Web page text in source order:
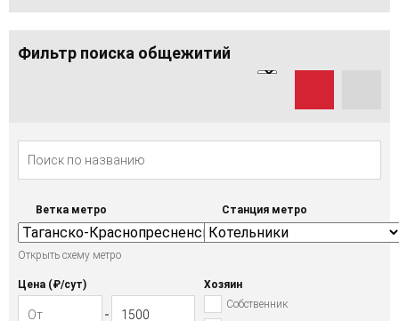
Фильтр поиска общежитий
Ветка метро
Открыть схему метро
Станция метро
Цена (₽/cут)
Хозяин
Собственник